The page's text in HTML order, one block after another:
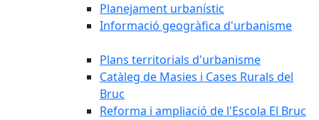
Planejament urbanístic
Informació geogràfica d'urbanisme
Plans territorials d'urbanisme
Catàleg de Masies i Cases Rurals del
Bruc
Reforma i ampliació de l'Escola El Bruc